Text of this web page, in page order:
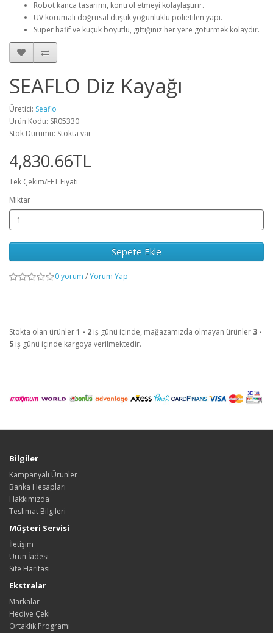
Robot kanca tasarımı, kontrol etmeyi kolaylaştırır.
UV korumalı doğrusal düşük yoğunluklu polietilen yapı.
Süper hafif ve küçük boyutlu, gittiğiniz her yere götürmek kolaydır.
SEAFLO Diz Kayağı
Üretici: Seaflo
Ürün Kodu: SR05330
Stok Durumu: Stokta var
4,830.66TL
Tek Çekim/EFT Fiyatı
Miktar
Sepete Ekle
0 yorum /Yorum Yap
Stokta olan ürünler1 - 2 iş günü içinde, mağazamızda olmayan ürünler 3 -
5 iş günü içinde kargoya verilmektedir.
Bilgiler
Kampanyalı Ürünler
Banka Hesapları
Hakkımızda
Teslimat Bilgileri
Müşteri Servisi
İletişim
Ürün İadesi
Site Haritası
Ekstralar
Markalar
Hediye Çeki
Ortaklık Programı